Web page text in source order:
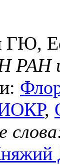
ГЮ,
РАН
,